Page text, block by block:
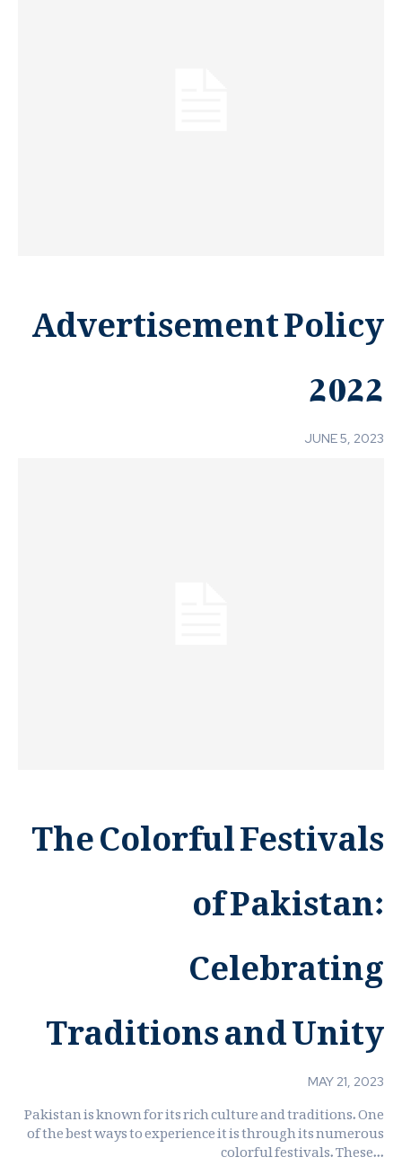
Advertisement Policy
2022
JUNE 5, 2023
The Colorful Festivals
of Pakistan:
Celebrating
Traditions and Unity
MAY 21, 2023
Pakistan is known for its rich culture and traditions. One
of the best ways to experience it is through its numerous
colorful festivals. These...